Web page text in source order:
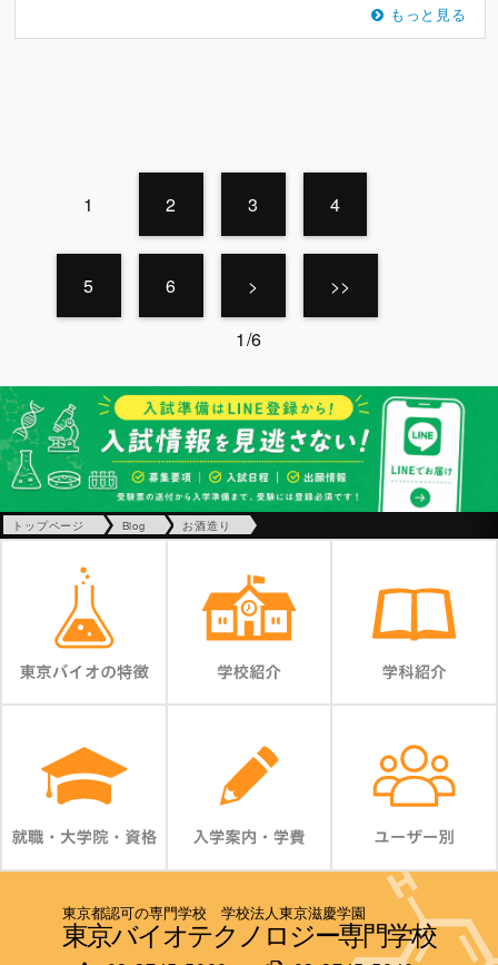
もっと見る
1 2 3 4
5 6 > >>
1/6
トップページ Blog お酒造り
東京都認可の専門学校 学校法人東京滋慶学園
東京バイオテクノロジー専門学校